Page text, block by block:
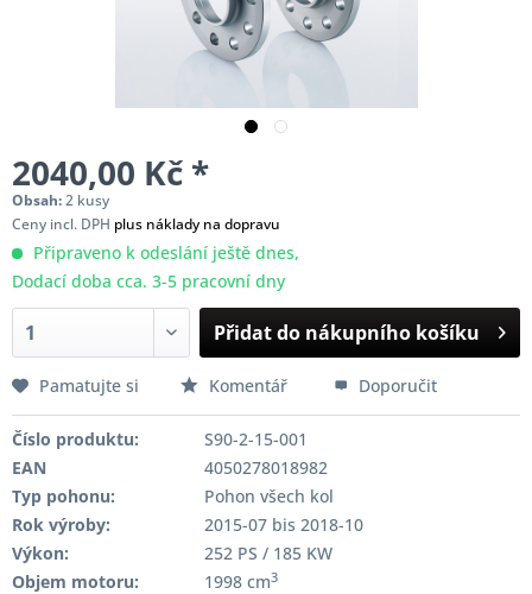
2040,00 Kč *
Obsah:2 kusy
Ceny incl. DPH plus náklady na dopravu
Připraveno k odeslání ještě dnes,
Dodací doba cca. 3-5 pracovní dny
Přidat do nákupního košíku
Pamatujte si Komentář Doporučit
Číslo produktu:
S90-2-15-001
EAN
4050278018982
Typ pohonu:
Pohon všech kol
Rok výroby:
2015-07 bis 2018-10
Výkon:
252 PS / 185 KW
Objem motoru:
1998 cm3